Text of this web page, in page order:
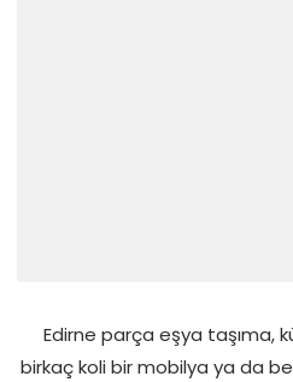
Edirne parça eşya taşıma,
birkaç koli bir mobilya ya da